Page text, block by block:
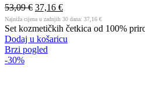
53,09€ 37,16 €
Najniža cijena u zadnjih 30 dana: 37,16 €
Set kozmetičkih četkica od 100%
Dodaj u košaricu
Brzi pogled
-30%